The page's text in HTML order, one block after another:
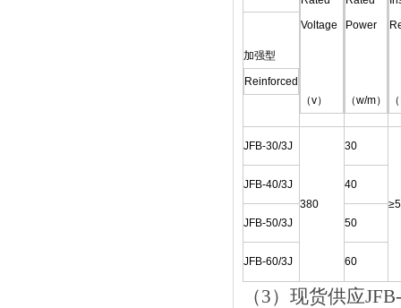
Voltage
（v）
Power
（w/m）
加强型
Reinforced
JFB-30/3J
380
30
JFB-40/3J 40
JFB-50/3J 50
JFB-60/3J 60
（3）现货供应